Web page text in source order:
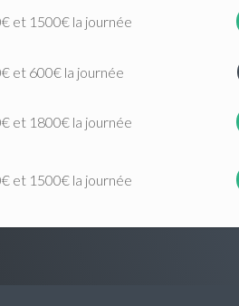
et 1500€ la journée
et 600€ la journée
et 1800€ la journée
et 1500€ la journée